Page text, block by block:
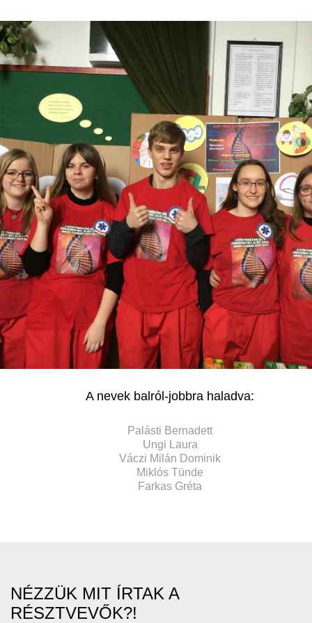
A nevek balról-jobbra haladva:
Palásti Bernadett
Ungi Laura
Váczi Milán Dominik
Miklós Tünde
Farkas Gréta
NÉZZÜK MIT ÍRTAK A
RÉSZTVEVŐK?!